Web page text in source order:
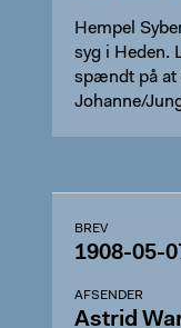
Hempel
syg i Heden. Laura Warberg er
spændt på at
Johanne/
BREV
1908-05-
AFSENDER
Astrid